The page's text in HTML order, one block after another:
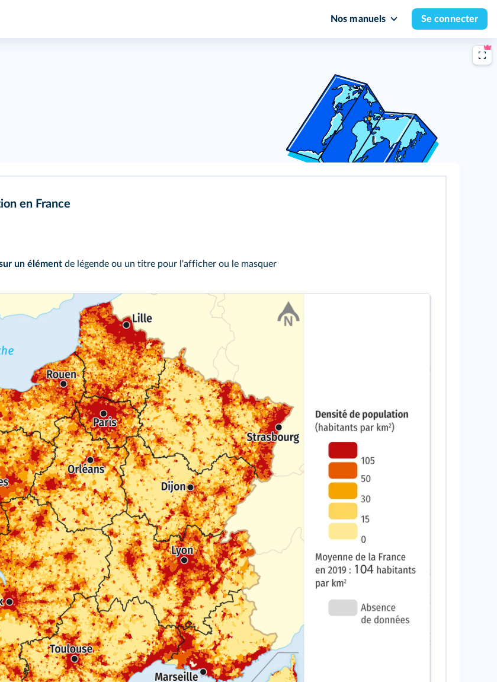
Nos manuels Se connecter
en France
un élément de légende ou un titre pour l'afficher ou le masquer